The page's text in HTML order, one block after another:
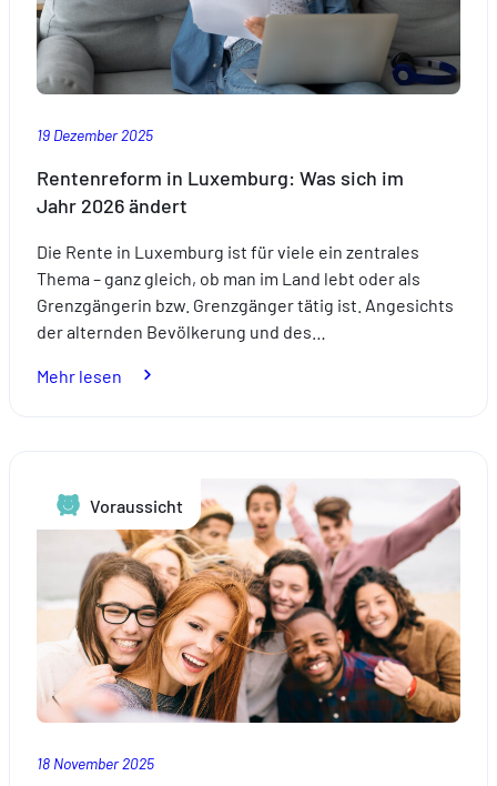
taxx.lu
19 Dezember 2025
Rentenreform in Luxemburg: Was sich im
Jahr 2026 ändert
Die Rente in Luxemburg ist für viele ein zentrales
Thema – ganz gleich, ob man im Land lebt oder als
Grenzgängerin bzw. Grenzgänger tätig ist. Angesichts
der alternden Bevölkerung und des…
Mehr lesen
sich
im
Jahr 2026
ändert
Voraussicht
18 November 2025